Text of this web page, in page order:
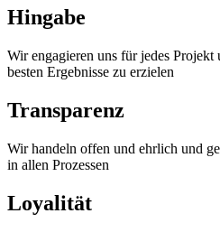
Hingabe
Wir engagieren uns für jedes Projekt
besten Ergebnisse zu erzielen
Transparenz
Wir handeln offen und ehrlich und
in allen Prozessen
Loyalität